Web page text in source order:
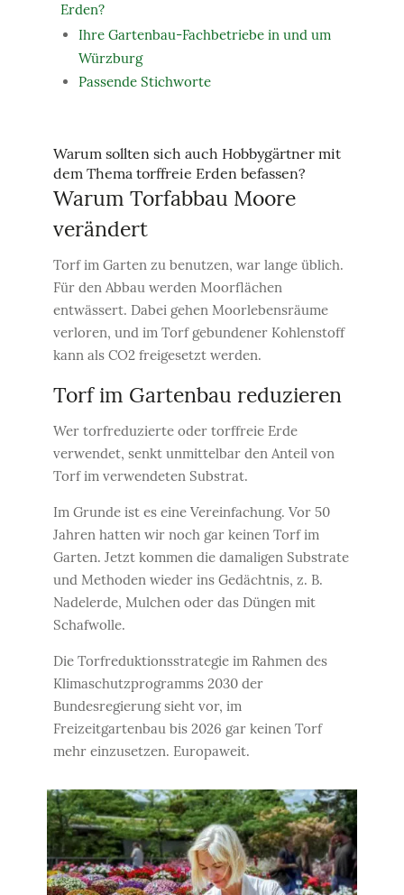
Erden?
Ihre Gartenbau-Fachbetriebe in und um
Würzburg
Passende Stichworte
Warum sollten sich auch Hobbygärtner mit
dem Thema torffreie Erden befassen?
Warum Torfabbau Moore
verändert
Torf im Garten zu benutzen, war lange üblich.
Für den Abbau werden Moorflächen
entwässert. Dabei gehen Moorlebensräume
verloren, und im Torf gebundener Kohlenstoff
kann als CO2 freigesetzt werden.
Torf im Gartenbau reduzieren
Wer torfreduzierte oder torffreie Erde
verwendet, senkt unmittelbar den Anteil von
Torf im verwendeten Substrat.
Im Grunde ist es eine Vereinfachung. Vor 50
Jahren hatten wir noch gar keinen Torf im
Garten. Jetzt kommen die damaligen Substrate
und Methoden wieder ins Gedächtnis, z. B.
Nadelerde, Mulchen oder das Düngen mit
Schafwolle.
Die Torfreduktionsstrategie im Rahmen des
Klimaschutzprogramms 2030 der
Bundesregierung sieht vor, im
Freizeitgartenbau bis 2026 gar keinen Torf
mehr einzusetzen. Europaweit.